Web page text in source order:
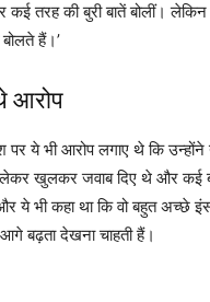
कई तरह की बुरी बातें बोलीं।
हैं।’
आरोप
पर ये भी आरोप लगाए थे कि
लेकर खुलकर जवाब दिए थे और कई
ये भी कहा था कि वो बहुत अच्छे
बढ़ता देखना चाहती हैं।